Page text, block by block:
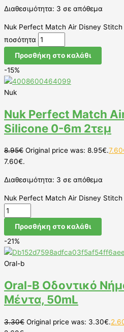
Διαθεσιμότητα: 3 σε απόθεμα
Nuk Perfect Match Air Disney Stitch
ποσότητα
Προσθήκη στο καλάθι
-15%
Nuk
Nuk Perfect Match
Silicone 0-6m 2τεμ
8.95€ Original price was: 8.95€.7.60
7.60€.
Διαθεσιμότητα: 3 σε απόθεμα
Nuk Perfect Match Air Disney
Προσθήκη στο καλάθι
-21%
Oral-b
Oral-B Oδοντικό
Mέντα, 50mL
3.30€ Original price was: 3.30€.